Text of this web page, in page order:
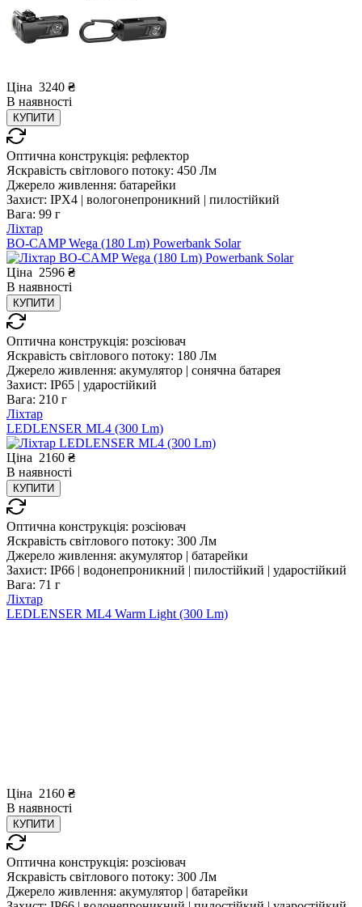
Ціна 3240 ₴
В наявності
КУПИТИ
Оптична конструкція: рефлектор
Яскравість світлового потоку: 450 Лм
Джерело живлення: батарейки
Захист: IPX4 | вологонепроникний | пилостійкий
Вага: 99 г
Ліхтар
BO-CAMP Wega (180 Lm) Powerbank Solar
Ціна 2596 ₴
В наявності
КУПИТИ
Оптична конструкція: розсіювач
Яскравість світлового потоку: 180 Лм
Джерело живлення: акумулятор | сонячна батарея
Захист: IP65 | ударостійкий
Вага: 210 г
Ліхтар
LEDLENSER ML4 (300 Lm)
Ціна 2160 ₴
В наявності
КУПИТИ
Оптична конструкція: розсіювач
Яскравість світлового потоку: 300 Лм
Джерело живлення: акумулятор | батарейки
Захист: IP66 | водонепроникний | пилостійкий | ударостійкий
Вага: 71 г
Ліхтар
LEDLENSER ML4 Warm Light (300 Lm)
Ціна 2160 ₴
В наявності
КУПИТИ
Оптична конструкція: розсіювач
Яскравість світлового потоку: 300 Лм
Джерело живлення: акумулятор | батарейки